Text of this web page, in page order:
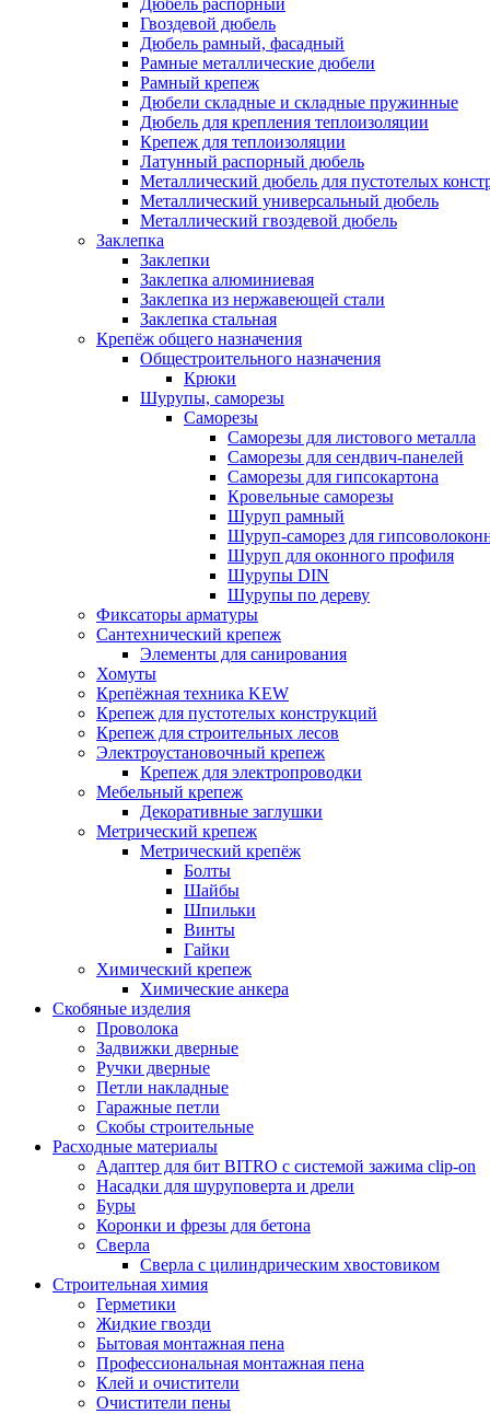
Гвоздевой дюбель
Дюбель рамный, фасадный
Рамные металлические дюбели
Рамный крепеж
Дюбели складные и складные пружинные
Дюбель для крепления теплоизоляции
Крепеж для теплоизоляции
Латунный распорный дюбель
Металлический дюбель для пустотелых
Металлический универсальный дюбель
Металлический гвоздевой дюбель
Заклепка
Заклепки
Заклепка алюминиевая
Заклепка из нержавеющей стали
Заклепка стальная
Крепёж общего назначения
Общестроительного назначения
Крюки
Шурупы, саморезы
Саморезы
Саморезы для листового металла
Саморезы для сендвич-панелей
Саморезы для гипсокартона
Кровельные саморезы
Шуруп рамный
Шуруп-саморез для
Шуруп для оконного профиля
Шурупы DIN
Шурупы по дереву
Фиксаторы арматуры
Сантехнический крепеж
Элементы для санирования
Хомуты
Крепёжная техника KEW
Крепеж для пустотелых конструкций
Крепеж для строительных лесов
Электроустановочный крепеж
Крепеж для электропроводки
Мебельный крепеж
Декоративные заглушки
Метрический крепеж
Метрический крепёж
Болты
Шайбы
Шпильки
Винты
Гайки
Химический крепеж
Химические анкера
Скобяные изделия
Проволока
Задвижки дверные
Ручки дверные
Петли накладные
Гаражные петли
Скобы строительные
Расходные материалы
Адаптер для бит BITRO с системой зажима clip-on
Насадки для шуруповерта и дрели
Буры
Коронки и фрезы для бетона
Сверла
Сверла с цилиндрическим хвостовиком
Строительная химия
Герметики
Жидкие гвозди
Бытовая монтажная пена
Профессиональная монтажная пена
Клей и очистители
Очистители пены